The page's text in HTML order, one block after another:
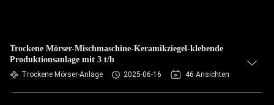
Trockene Mörser-Mischmaschine-Keramikziegel-klebende
Produktionsanlage mit 3 t/h
Trockene Mörser-Anlage 2025-06-16 46 Ansichten